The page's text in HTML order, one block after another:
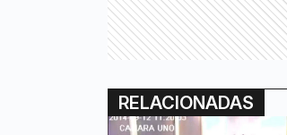
RELACIONADAS